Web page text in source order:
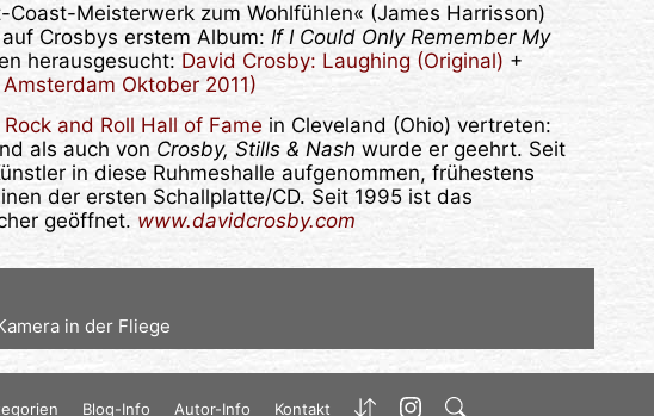
Meisterwerk zum Wohlfühlen« (James Harrisson)
Crosbys erstem Album: If I Could Only Remember My
herausgesucht: David Crosby: Laughing (Original) +
Oktober 2011)
Rock and Roll Hall of Fame in Cleveland (Ohio) vertreten:
als auch von Crosby, Stills & Nash wurde er geehrt. Seit
in diese Ruhmeshalle aufgenommen, frühestens
der ersten Schallplatte/CD. Seit 1995 ist das
geöffnet. www.davidcrosby.com
in der Fliege
Blog-Info Autor-Info Kontakt